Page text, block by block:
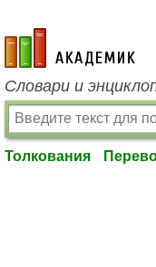
academic.ru
Словари и
Толкования